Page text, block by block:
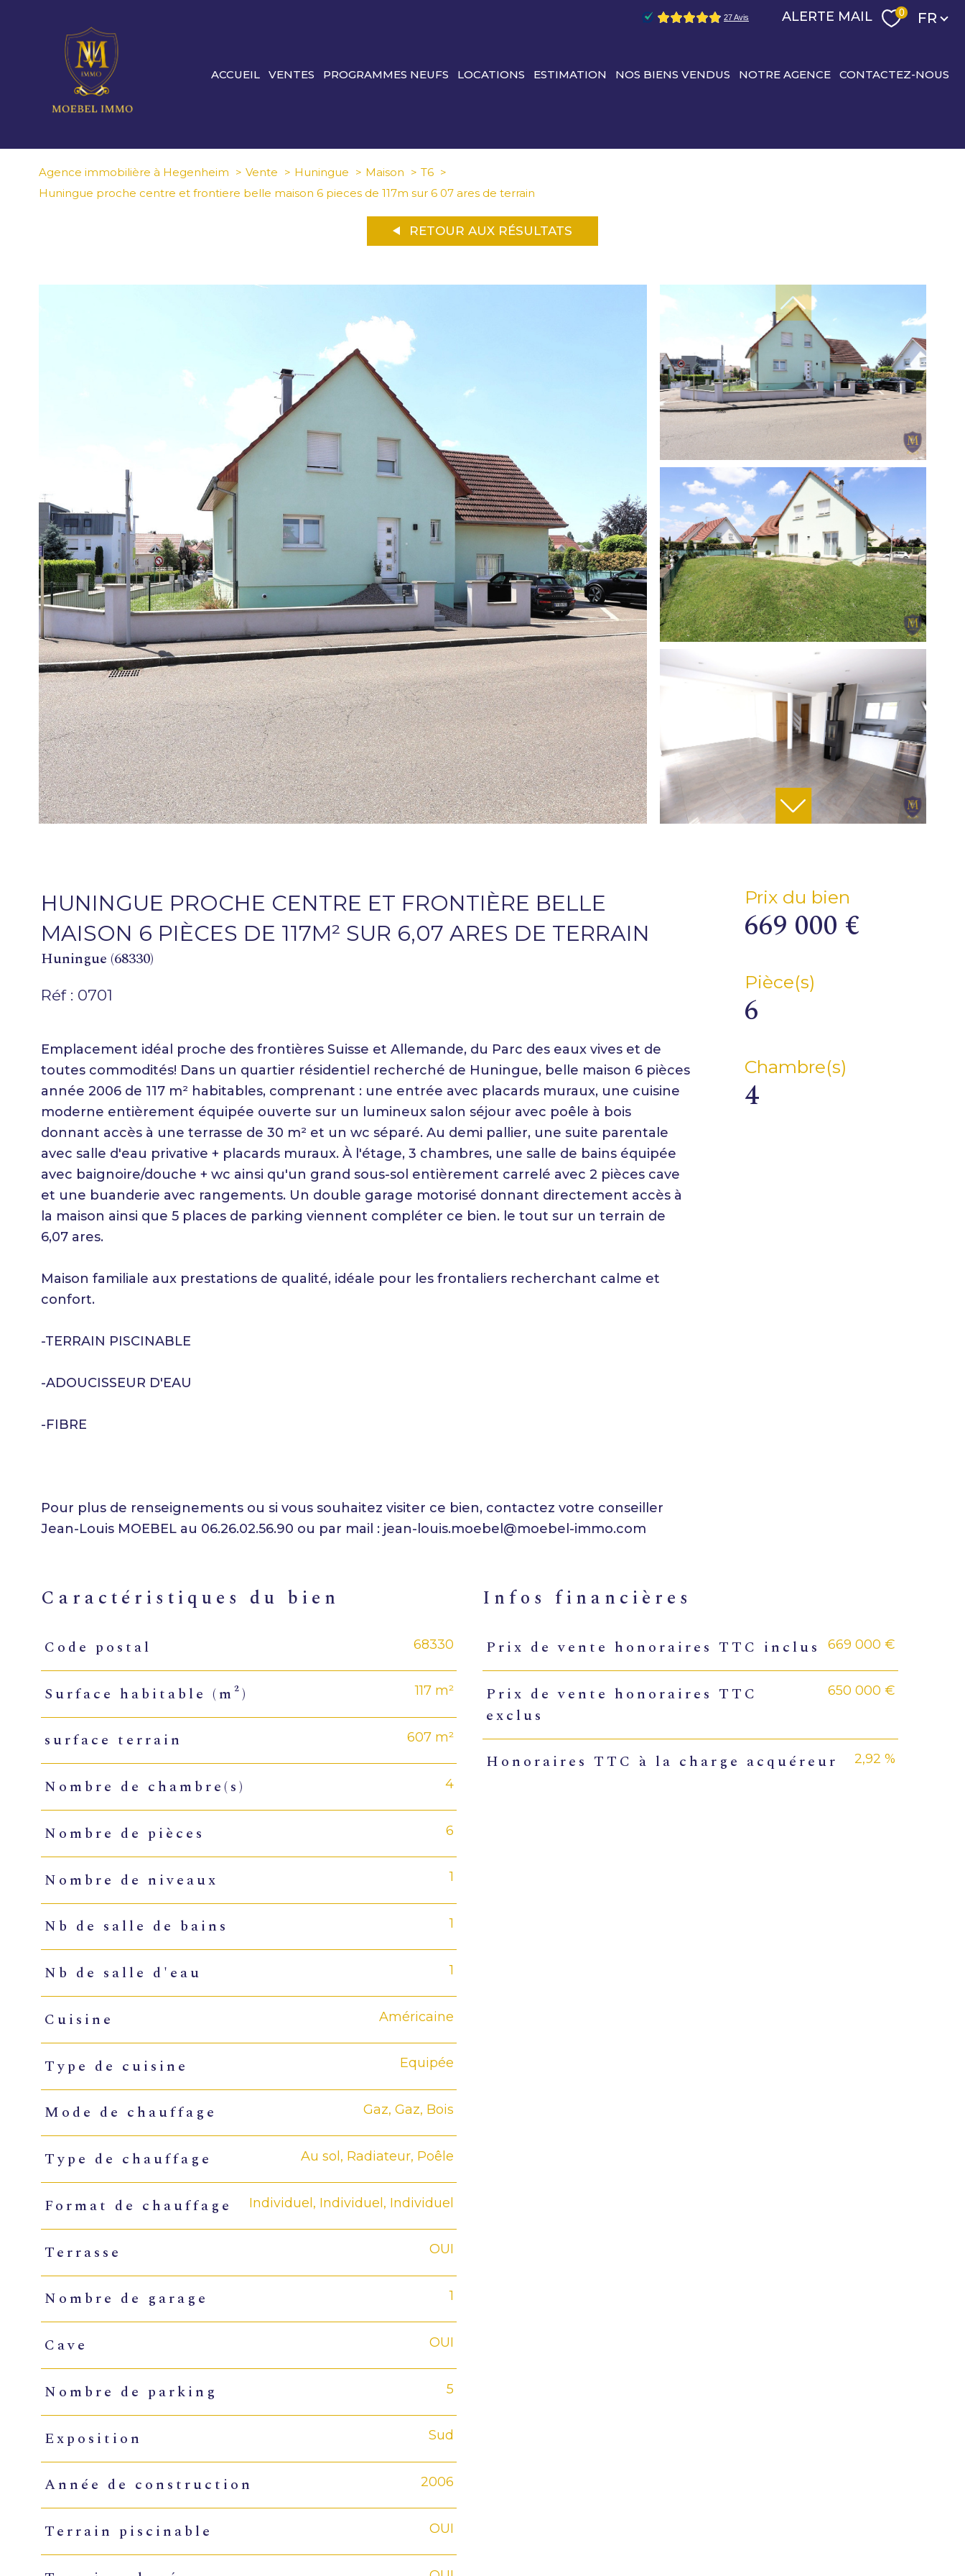
ALERTE MAIL 0 FR
ACCUEIL VENTES PROGRAMMES NEUFS LOCATIONS ESTIMATION NOS BIENS VENDUS NOTRE AGENCE CONTACTEZ-NOUS
Agence immobilière à Hegenheim Vente Huningue Maison
T6
Huningue proche centre et frontiere belle maison 6 pieces de 117m sur 6 07 ares de terrain
RETOUR AUX RÉSULTATS
HUNINGUE PROCHE CENTRE ET FRONTIÈRE BELLE
MAISON 6 PIÈCES DE 117M² SUR 6,07 ARES DE TERRAIN
Huningue (68330)
Réf : 0701
Emplacement idéal proche des frontières Suisse et Allemande, du Parc des eaux vives et de
toutes commodités! Dans un quartier résidentiel recherché de Huningue, belle maison 6 pièces
année 2006 de 117 m² habitables, comprenant : une entrée avec placards muraux, une cuisine
moderne entièrement équipée ouverte sur un lumineux salon séjour avec poêle à bois
donnant accès à une terrasse de 30 m² et un wc séparé. Au demi pallier, une suite parentale
avec salle d'eau privative + placards muraux. À l'étage, 3 chambres, une salle de bains équipée
avec baignoire/douche + wc ainsi qu'un grand sous-sol entièrement carrelé avec 2 pièces cave
et une buanderie avec rangements. Un double garage motorisé donnant directement accès à
la maison ainsi que 5 places de parking viennent compléter ce bien. le tout sur un terrain de
6,07 ares.
Maison familiale aux prestations de qualité, idéale pour les frontaliers recherchant calme et
confort.
-TERRAIN PISCINABLE
-ADOUCISSEUR D'EAU
-FIBRE
Pour plus de renseignements ou si vous souhaitez visiter ce bien, contactez votre conseiller
Jean-Louis MOEBEL au 06.26.02.56.90 ou par mail : jean-louis.moebel@moebel-immo.com
Prix du bien
669 000 €
Pièce(s)
6
Chambre(s)
4
caractéristiques du bien
Caractéristiques
Code postal 68330
Surface habitable (m²) 117 m²
surface terrain 607 m²
Nombre de chambre(s) 4
Nombre de pièces 6
Nombre de niveaux 1
Nb de salle de bains 1
Nb de salle d'eau 1
Cuisine Américaine
Type de cuisine Equipée
Mode de chauffage Gaz, Gaz, Bois
Type de chauffage Au sol, Radiateur, Poêle
Format de chauffage Individuel, Individuel, Individuel
Terrasse OUI
Nombre de garage 1
Cave OUI
Nombre de parking 5
Exposition Sud
Année de construction 2006
Terrain piscinable OUI
infos financières
Caractéristiques Valeurs
Prix de vente honoraires TTC inclus 669 000 €
Prix de vente honoraires TTC
exclus
650 000 €
Honoraires TTC à la charge acquéreur 2,92 %